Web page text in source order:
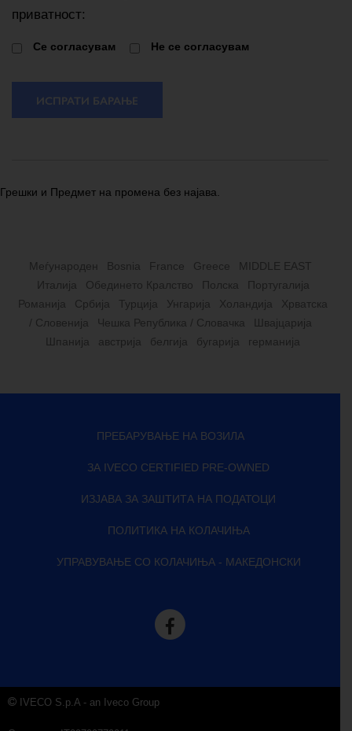
приватност:
Cе согласувам Не се согласувам
ИСПРАТИ БАРАЊЕ
Грешки и Предмет на промена без најава.
Меѓународен Bosnia France Greece
MIDDLE EAST
Италија
Обединето Кралство Полска
Португалија
Романија
Србија Турција Унгарија Холандија
Хрватска
/ Словенија
Чешка Република / Словачка
Швајцарија
Шпанија
австрија белгија бугарија германија
ПРЕБАРУВАЊЕ НА ВОЗИЛА
ЗА IVECO CERTIFIED PRE-OWNED
ИЗЈАВА ЗА ЗАШТИТА НА ПОДАТОЦИ
ПОЛИТИКА НА КОЛАЧИЊА
УПРАВУВАЊЕ СО КОЛАЧИЊА - МАКЕДОНСКИ
IVECO S.p.A - an Iveco Group